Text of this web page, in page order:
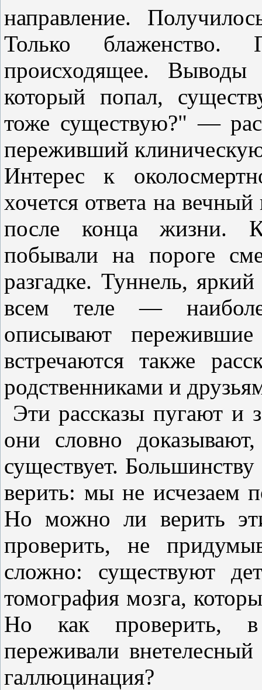
направление.
Только блаженство.
происходящее.
который попал,
тоже существую?" —
переживший
Интерес к
хочется ответа на
после конца жизни.
побывали на пороге
разгадке. Туннель,
всем теле —
описывают
встречаются также
родственниками и
Эти рассказы пугают и
они словно
существует.
верить: мы не исчезаем
Но можно ли верить
проверить, не
сложно: существуют
томография мозга,
Но как проверить, в
переживали
галлюцинация?